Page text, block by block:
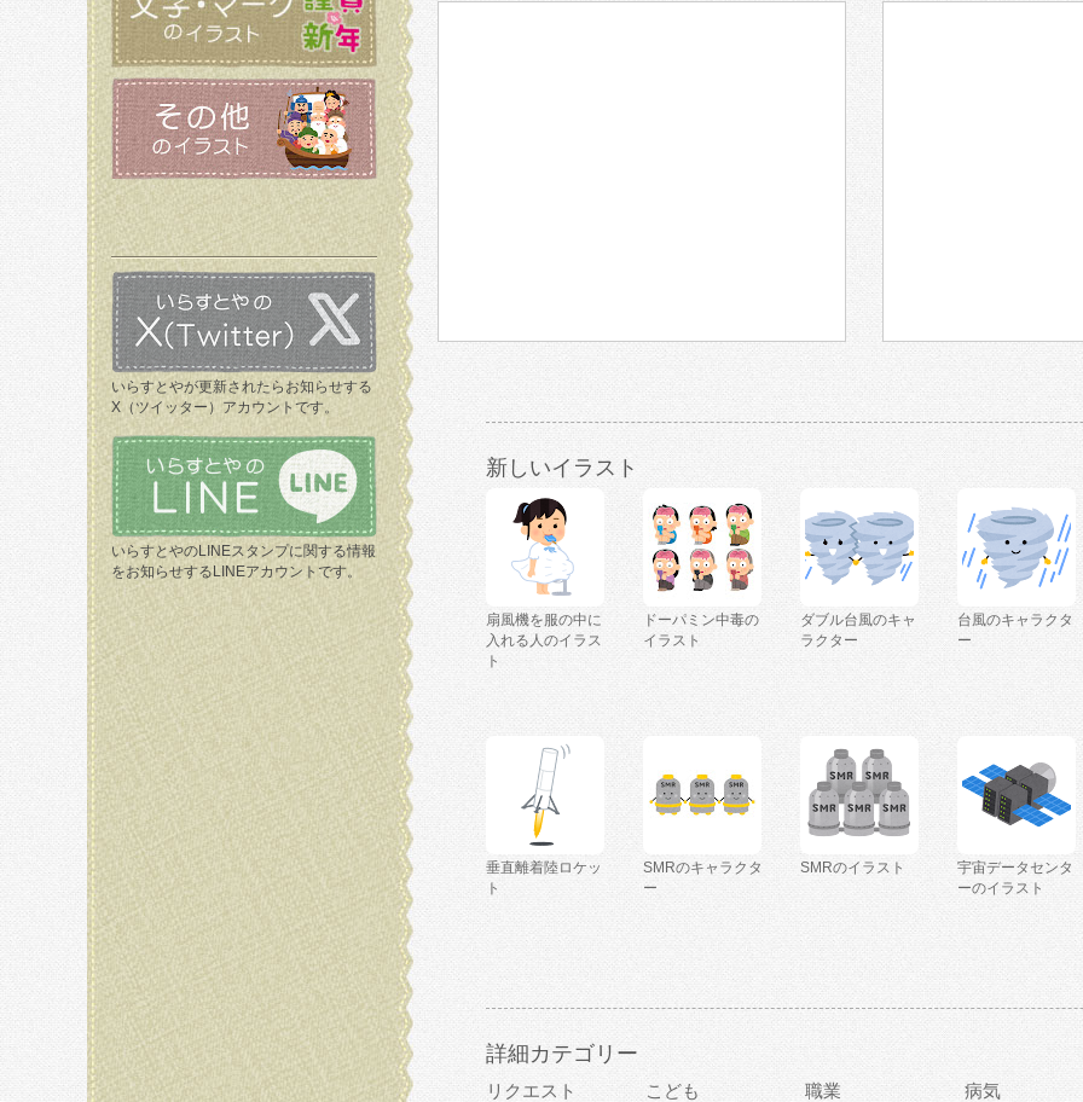
いらすとやが更新されたらお知らせする
X（ツイッター）アカウントです。
いらすとやのLINEスタンプに関する情報
をお知らせするLINEアカウントです。
新しいイラスト
扇風機を服の中に
入れる人のイラス
ト
ドーパミン中毒の
イラスト
ダブル台風のキャ
ラクター
台風のキャラクタ
ー
垂直離着陸ロケッ
ト
SMRのキャラクタ
ー
SMRのイラスト
宇宙データセンタ
ーのイラスト
詳細カテゴリー
リクエスト こども 職業
病気